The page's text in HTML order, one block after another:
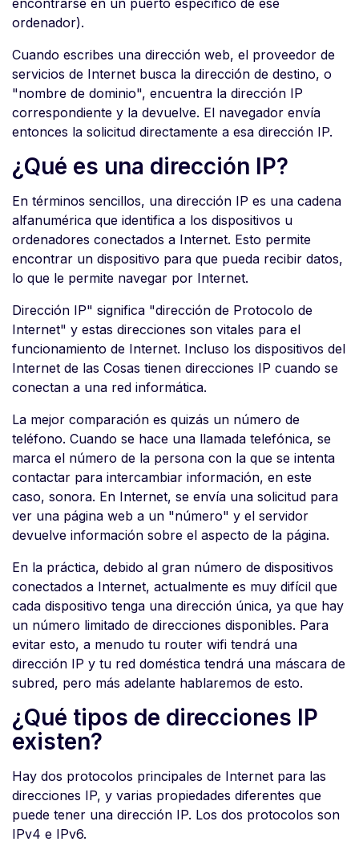
encontrarse en un puerto específico de ese
ordenador).
Cuando escribes una dirección web, el proveedor de
servicios de Internet busca la dirección de destino, o
"nombre de dominio", encuentra la dirección IP
correspondiente y la devuelve. El navegador envía
entonces la solicitud directamente a esa dirección IP.
¿Qué es una dirección IP?
En términos sencillos, una dirección IP es una cadena
alfanumérica que identifica a los dispositivos u
ordenadores conectados a Internet. Esto permite
encontrar un dispositivo para que pueda recibir datos,
lo que le permite navegar por Internet.
Dirección IP" significa "dirección de Protocolo de
Internet" y estas direcciones son vitales para el
funcionamiento de Internet. Incluso los dispositivos del
Internet de las Cosas tienen direcciones IP cuando se
conectan a una red informática.
La mejor comparación es quizás un número de
teléfono. Cuando se hace una llamada telefónica, se
marca el número de la persona con la que se intenta
contactar para intercambiar información, en este
caso, sonora. En Internet, se envía una solicitud para
ver una página web a un "número" y el servidor
devuelve información sobre el aspecto de la página.
En la práctica, debido al gran número de dispositivos
conectados a Internet, actualmente es muy difícil que
cada dispositivo tenga una dirección única, ya que hay
un número limitado de direcciones disponibles. Para
evitar esto, a menudo tu router wifi tendrá una
dirección IP y tu red doméstica tendrá una máscara de
subred, pero más adelante hablaremos de esto.
¿Qué tipos de direcciones IP
existen?
Hay dos protocolos principales de Internet para las
direcciones IP, y varias propiedades diferentes que
puede tener una dirección IP. Los dos protocolos son
IPv4 e IPv6.